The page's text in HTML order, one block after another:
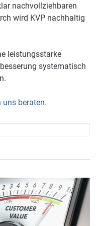
nachvollziehbaren
wird KVP nachhaltig
leistungsstarke
systematisch
beraten.